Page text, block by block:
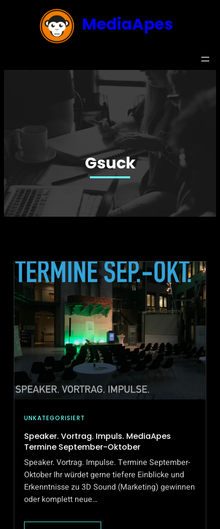
MediaApes
Gsuck
UNKATEGORISIERT
Speaker. Vortrag. Impuls. MediaApes
Termine September-Oktober
Speaker. Vortrag. Impulse. Termine September-
Oktober Ihr würdet gerne tiefere Einblicke und
Erkenntnisse zu 3D Sound (Marketing) gewinnen
oder komplett neue…